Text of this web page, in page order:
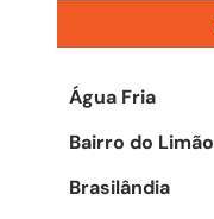
Água Fria
Bairro do Limão
Brasilândia